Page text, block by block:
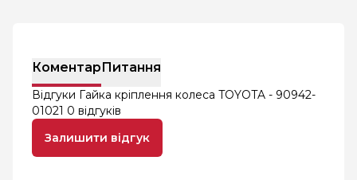
КоментарПитання
Відгуки Гайка кріплення колеса TOYOTA - 90942-
01021 0 відгуків
Залишити відгук